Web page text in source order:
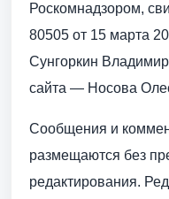
Роскомнадзором,
80505 от 15 марта
Сунгоркин
сайта — Носова
Сообщения и
размещаются без
редактирования.